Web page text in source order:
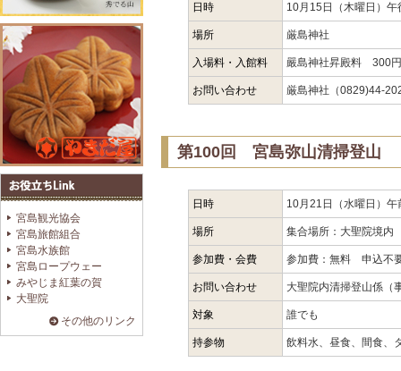
日時 10月15日（木曜日）午
場所 厳島神社
入場料・入館料 嚴島神社昇殿料 300円
お問い合わせ 厳島神社（0829)44-
第100回 宮島弥山清掃登山
日時 10月21日（水曜日）
場所 集合場所：大聖院境内
参加費・会費 参加費：無料 申込不
お問い合わせ 大聖院内清掃登山係
対象 誰でも
持参物 飲料水、昼食、間食、
宮島観光協会
宮島旅館組合
宮島水族館
宮島ロープウェー
みやじま紅葉の賀
大聖院
その他のリンク